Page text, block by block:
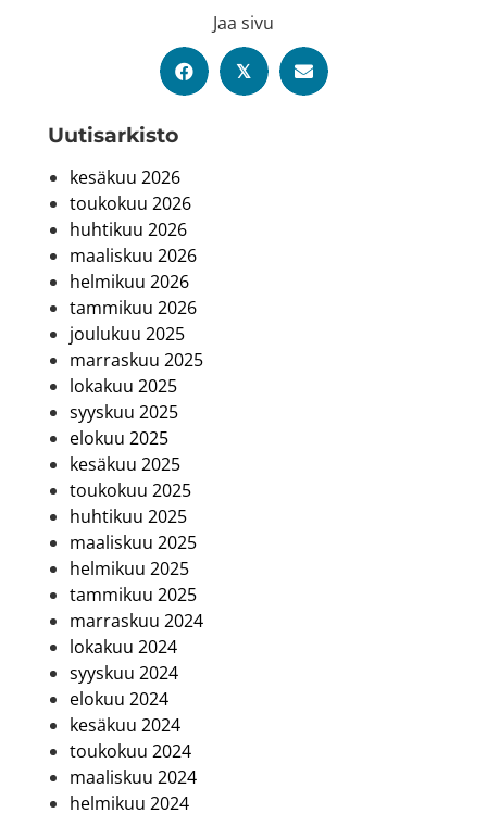
Uutis­arkisto
kesäkuu 2026
toukokuu 2026
huhtikuu 2026
maaliskuu 2026
helmikuu 2026
tammikuu 2026
joulukuu 2025
marraskuu 2025
lokakuu 2025
syyskuu 2025
elokuu 2025
kesäkuu 2025
toukokuu 2025
huhtikuu 2025
maaliskuu 2025
helmikuu 2025
tammikuu 2025
marraskuu 2024
lokakuu 2024
syyskuu 2024
elokuu 2024
kesäkuu 2024
toukokuu 2024
maaliskuu 2024
helmikuu 2024
Jaa sivu
𝕏